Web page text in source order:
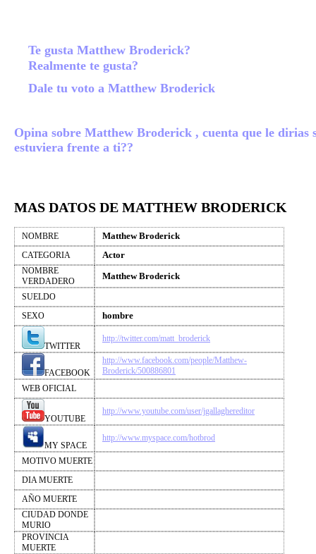
Te gusta Matthew Broderick?
Realmente te gusta?
Dale tu voto a Matthew Broderick
Opina sobre Matthew Broderick , cuenta que le dirias
estuviera frente a ti??
MAS DATOS DE MATTHEW BRODERICK
NOMBRE Matthew Broderick
CATEGORIA Actor
NOMBRE
VERDADERO
Matthew Broderick
SUELDO
SEXO
hombre
TWITTER
http://twitter.com/matt_broderick
FACEBOOK
http://www.facebook.com/people/Matthew-
Broderick/500886801
WEB OFICIAL
YOUTUBE
http://www.youtube.com/user/jgallaghereditor
MY SPACE
http://www.myspace.com/hotbrod
MOTIVO MUERTE
DIA MUERTE
AÑO MUERTE
CIUDAD DONDE
MURIO
PROVINCIA
MUERTE